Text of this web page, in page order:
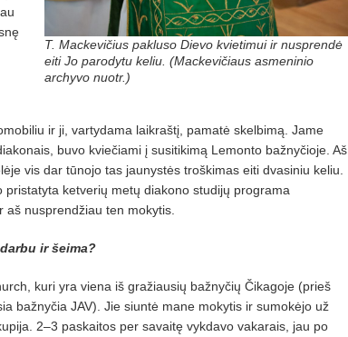
T. Mackevičius pakluso Dievo kvietimui ir nusprendė
eiti Jo parodytu keliu. (Mackevičiaus asmeninio
archyvo nuotr.)
ir ji, vartydama laikraštį, pamatė skelbimą. Jame
buvo kviečiami į susitikimą Lemonto bažnyčioje. Aš
vis dar tūnojo tas jaunystės troškimas eiti dvasiniu keliu.
ketverių metų diakono studijų programa
nusprendžiau ten mokytis.
ir šeima?
kuri yra viena iš gražiausių bažnyčių Čikagoje (prieš
bažnyčia JAV). Jie siuntė mane mokytis ir sumokėjo už
2–3 paskaitos per savaitę vykdavo vakarais, jau po